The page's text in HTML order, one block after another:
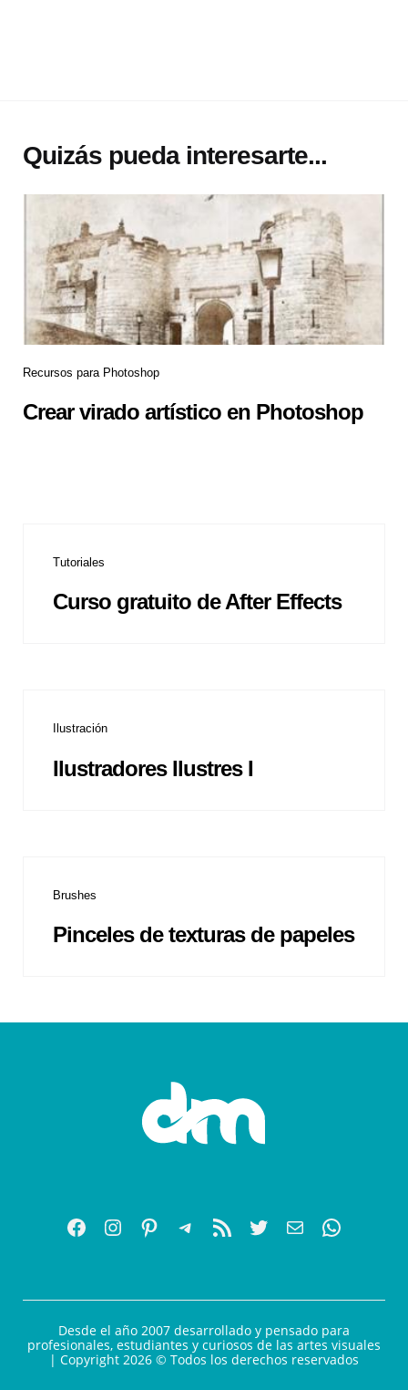
Quizás pueda interesarte...
Recursos para Photoshop
Crear virado artístico en Photoshop
Tutoriales
Curso gratuito de After Effects
Ilustración
Ilustradores Ilustres I
Brushes
Pinceles de texturas de papeles
Desde el año 2007 desarrollado y pensado para
profesionales, estudiantes y curiosos de las artes visuales
| Copyright 2026 © Todos los derechos reservados